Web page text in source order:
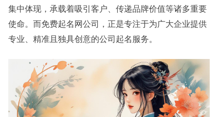
集中体现，承载着吸引客户、传递品牌价值等诸多重要
使命。而免费起名网公司，正是专注于为广大企业提供
专业、精准且独具创意的公司起名服务。